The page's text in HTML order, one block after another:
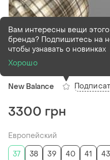
В наличии 19 шт
New balance
New Balance
Вам интересны вещи этого
бренда? Подпишитесь на
чтобы узнавать о новинках
Хорошо
3300 грн
Европейский
37
38 39 40 41 43